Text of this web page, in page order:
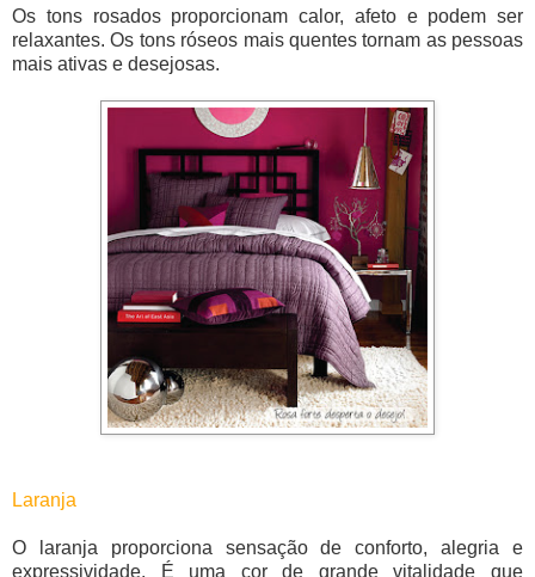
Os tons rosados proporcionam calor, afeto e podem ser
relaxantes. Os tons róseos mais quentes tornam as pessoas
mais ativas e desejosas.
Laranja
O laranja proporciona sensação de conforto, alegria e
expressividade. É uma cor de grande vitalidade que